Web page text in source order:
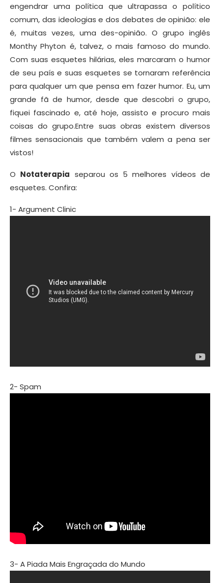
engendrar uma política que ultrapassa o político
comum, das ideologias e dos debates de opinião: ele
é, muitas vezes, uma des-opinião. O grupo inglês
Monthy Phyton é, talvez, o mais famoso do mundo.
Com suas esquetes hilárias, eles marcaram o humor
de seu país e suas esquetes se tornaram referência
para qualquer um que pensa em fazer humor. Eu, um
grande fã de humor, desde que descobri o grupo,
fiquei fascinado e, até hoje, assisto e procuro mais
coisas do grupo.Entre suas obras existem diversos
filmes sensacionais que também valem a pena ser
vistos!
O Notaterapia separou os 5 melhores vídeos de
esquetes. Confira:
1- Argument Clinic
2- Spam
3- A Piada Mais Engraçada do Mundo